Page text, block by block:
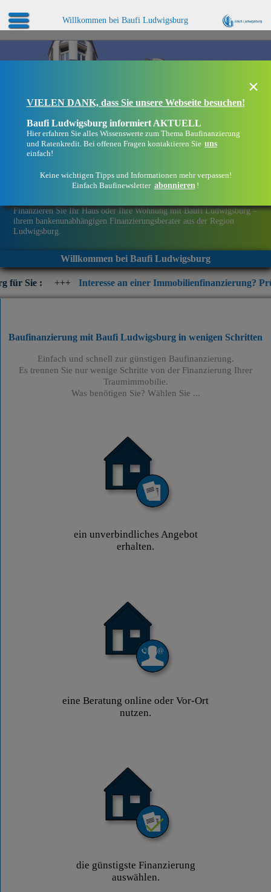
Willkommen bei Baufi Ludwigsburg
Finanzieren Sie Ihr Haus oder Ihre Wohnung mit Baufi Ludwigsburg –
ihrem bankenunabhängigen Finanzierungsberater aus der Region
Ludwigsburg.
Willkommen bei Baufi Ludwigsburg
Interesse an einer Immobilienfinanzierung? Prüfen Sie jetzt
×
VIELEN DANK, dass Sie unsere Webseite besuchen!
Baufi Ludwigsburg informiert AKTUELL
Hier erfahren Sie alles Wissenswerte zum Thema Baufinanzierung
und Ratenkredit. Bei offenen Fragen kontaktieren Sie uns
einfach!
Keine wichtigen Tipps und Informationen mehr verpassen!
Einfach Baufinewsletter abonnieren !
Baufinanzierung mit Baufi Ludwigsburg in wenigen Schritten
Einfach und schnell zur günstigen Baufinanzierung.
Es trennen Sie nur wenige Schritte von der Finanzierung Ihrer
Traumimmobilie.
Was benötigen Sie? Wählen Sie ...
ein unverbindliches Angebot
erhalten.
eine Beratung online oder Vor-Ort
nutzen.
die günstigste Finanzierung
auswählen.